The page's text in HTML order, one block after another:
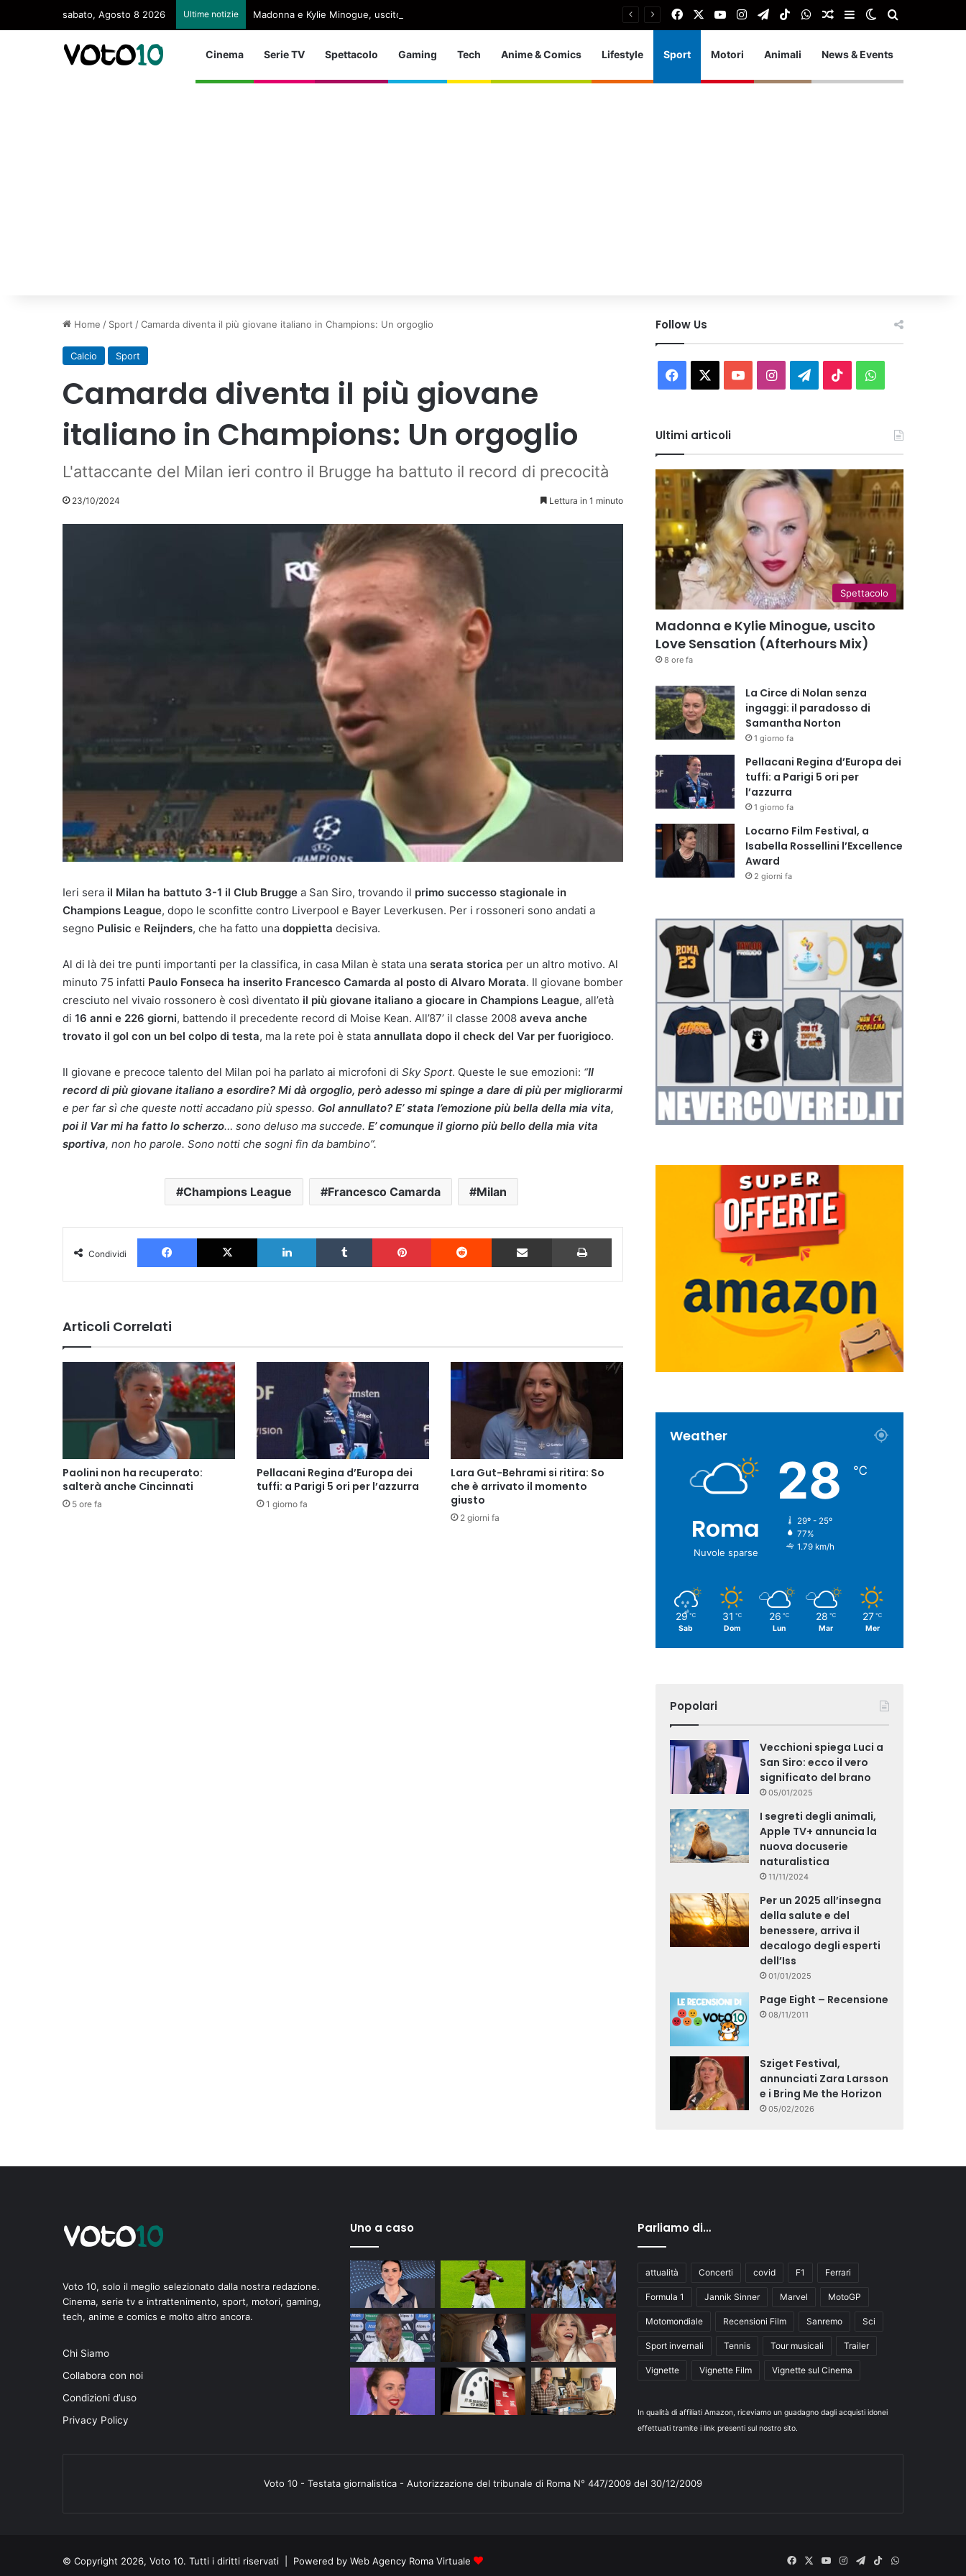
sabato, Agosto 8 2026 Ultime notizie Madonna e Kylie Minogue, uscito Love Sensation (Afterhours Mix) FacebookYou TubeInstagram
TelegramTikTokWhatsApp
Articolo Random
Barra laterale
Cambia aspetto
Cinema Serie TV Spettacolo Gaming Tech Anime & Comics Lifestyle Sport Motori Animali News & Events
Home / Sport /Camarda diventa il più giovane italiano in Champions: Un orgoglio
Calcio Sport
Camarda diventa il più giovane
italiano in Champions: Un orgoglio
L'attaccante del Milan ieri contro il Brugge ha battuto il record di precocità
23/10/2024 Lettura in 1 minuto
Ieri sera il Milan ha battuto 3-1 il Club Brugge a San Siro, trovando il primo successo stagionale in
Champions League, dopo le sconfitte contro Liverpool e Bayer Leverkusen. Per i rossoneri sono andati a
segno Pulisic e Reijnders, che ha fatto una doppietta decisiva.
Al di là dei tre punti importanti per la classifica, in casa Milan è stata una serata storica per un altro motivo. Al
minuto 75 infatti Paulo Fonseca ha inserito Francesco Camarda al posto di Alvaro Morata. Il giovane bomber
cresciuto nel vivaio rossonero è così diventato il più giovane italiano a giocare in Champions League, all’età
di 16 anni e 226 giorni, battendo il precedente record di Moise Kean. All’87’ il classe 2008 aveva anche
trovato il gol con un bel colpo di testa, ma la rete poi è stata annullata dopo il check del Var per fuorigioco.
Il giovane e precoce talento del Milan poi ha parlato ai microfoni di Sky Sport. Queste le sue emozioni: “Il
record di più giovane italiano a esordire? Mi dà orgoglio, però adesso mi spinge a dare di più per migliorarmi
e per far sì che queste notti accadano più spesso. Gol annullato? E’ stata l’emozione più bella della mia vita,
poi il Var mi ha fatto lo scherzo… sono deluso ma succede. E’ comunque il giorno più bello della mia vita
sportiva, non ho parole. Sono notti che sogni fin da bambino”.
Champions League Francesco Camarda Milan
Condividi
Facebook X LinkedIn Tumblr Pinterest Reddit Condividi via Email Stampa
Articoli Correlati
Paolini non ha recuperato:
salterà anche Cincinnati
5 ore fa
Pellacani Regina d’Europa dei
tuffi: a Parigi 5 ori per l’azzurra
1 giorno fa
Lara Gut-Behrami si ritira: So
che è arrivato il momento
giusto
2 giorni fa
Follow Us
Facebook You InstagramTelegram
TikTokWhatsApp
Ultimi articoli
Spettacolo
Madonna e Kylie Minogue, uscito
Love Sensation (Afterhours Mix)
8 ore fa
La Circe di Nolan senza
ingaggi: il paradosso di
Samantha Norton
1 giorno fa
Pellacani Regina d’Europa dei
tuffi: a Parigi 5 ori per
l’azzurra
1 giorno fa
Locarno Film Festival, a
Isabella Rossellini l’Excellence
Award
2 giorni fa
Weather
Roma
Nuvole sparse
28 ℃
29º - 25º
77%
1.79 km/h
29 ℃
Sab
31 ℃
Dom
26 ℃
Lun
28 ℃
Mar
27 ℃
Mer
Popolari
Vecchioni spiega Luci a
San Siro: ecco il vero
significato del brano
05/01/2025
I segreti degli animali,
Apple TV+ annuncia la
nuova docuserie
naturalistica
11/11/2024
Per un 2025 all’insegna
della salute e del
benessere, arriva il
decalogo degli esperti
dell’Iss
01/01/2025
Page Eight – Recensione
08/11/2011
Sziget Festival,
annunciati Zara Larsson
e i Bring Me the Horizon
05/02/2026
Voto 10, solo il meglio selezionato dalla nostra redazione.
Cinema, serie tv e intrattenimento, sport, motori, gaming,
tech, anime e comics e molto altro ancora.
Chi Siamo
Collabora con noi
Condizioni d’uso
Privacy Policy
Uno a caso Parliamo di…
attualità Concerti covid F1 Ferrari
Formula 1 Jannik Sinner Marvel MotoGP
Motomondiale Recensioni Film Sanremo Sci
Sport invernali Tennis Tour musicali Trailer
Vignette Vignette Film Vignette sul Cinema
In qualità di affiliati Amazon, riceviamo un guadagno dagli acquisti idonei
effettuati tramite i link presenti sul nostro sito.
Voto 10 - Testata giornalistica - Autorizzazione del tribunale di Roma N° 447/2009 del 30/12/2009
© Copyright 2026, Voto 10. Tutti i diritti riservati | Powered by Web Agency Roma Virtuale Facebook
X
YouInstagram
Telegram
TikTokWhatsApp